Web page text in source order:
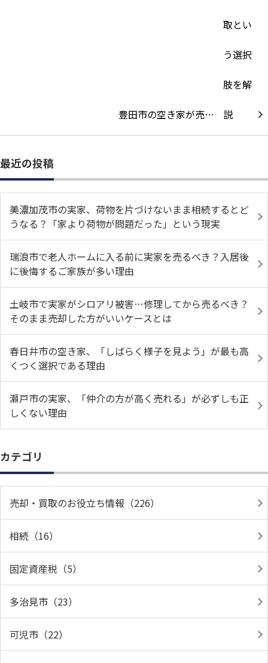
豊田市の空き家が売…
最近の投稿
美濃加茂市の実家、荷物を片づけないまま相続するとど
うなる？「家より荷物が問題だった」という現実
瑞浪市で老人ホームに入る前に実家を売るべき？入居後
に後悔するご家族が多い理由
土岐市で実家がシロアリ被害…修理してから売るべき？
そのまま売却した方がいいケースとは
春日井市の空き家、「しばらく様子を見よう」が最も高
くつく選択である理由
瀬戸市の実家、「仲介の方が高く売れる」が必ずしも正
しくない理由
カテゴリ
売却・買取のお役立ち情報（226）
相続（16）
固定資産税（5）
多治見市（23）
可児市（22）